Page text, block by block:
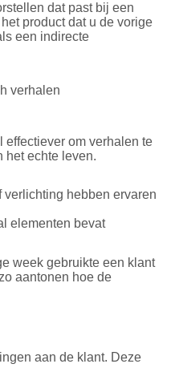
dat past bij een
product dat u de vorige
een indirecte
effectiever om verhalen te
het echte leven.
hebben ervaren
elementen bevat
week gebruikte een klant
aantonen hoe de
aan de klant. Deze